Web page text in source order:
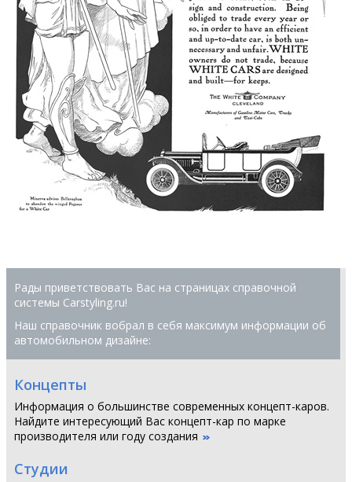
Рады приветствовать Вас на страницах справочной
системы Сarstyling.ru!
Наш справочник вобрал в себя максимум информации об
автомобильном дизайне:
Концепты
Информация о большинстве современных концепт-каров.
Найдите интересующий Вас концепт-кар по марке
производителя или году создания
Студии